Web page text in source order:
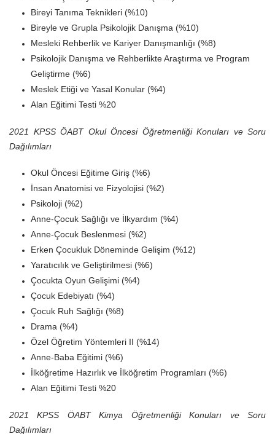
Bireyi Tanıma Teknikleri (%10)
Bireyle ve Grupla Psikolojik Danışma (%10)
Mesleki Rehberlik ve Kariyer Danışmanlığı (%8)
Psikolojik Danışma ve Rehberlikte Araştırma ve Program
Geliştirme (%6)
Meslek Etiği ve Yasal Konular (%4)
Alan Eğitimi Testi %20
2021 KPSS ÖABT Okul Öncesi Öğretmenliği Konuları ve Soru
Dağılımları
Okul Öncesi Eğitime Giriş (%6)
İnsan Anatomisi ve Fizyolojisi (%2)
Psikoloji (%2)
Anne-Çocuk Sağlığı ve İlkyardım (%4)
Anne-Çocuk Beslenmesi (%2)
Erken Çocukluk Döneminde Gelişim (%12)
Yaratıcılık ve Geliştirilmesi (%6)
Çocukta Oyun Gelişimi (%4)
Çocuk Edebiyatı (%4)
Çocuk Ruh Sağlığı (%8)
Drama (%4)
Özel Öğretim Yöntemleri II (%14)
Anne-Baba Eğitimi (%6)
İlköğretime Hazırlık ve İlköğretim Programları (%6)
Alan Eğitimi Testi %20
2021 KPSS ÖABT Kimya Öğretmenliği Konuları ve Soru
Dağılımları